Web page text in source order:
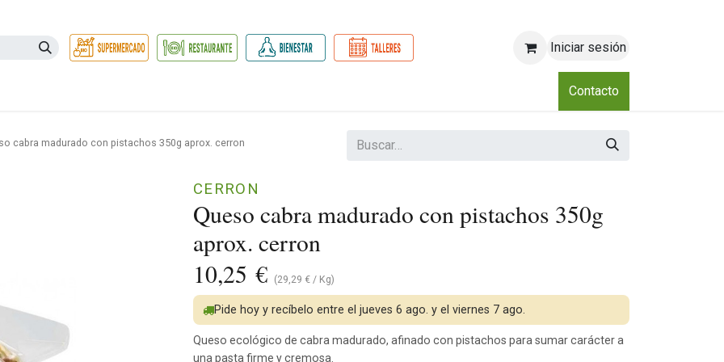
Iniciar sesión
Club
Contacto
cabra madurado con pistachos 350g aprox. cerron
Queso cabra madurado con pistachos 350g
aprox. cerron
CERRON
10,25 € (29,29 € / Kg)
Pide hoy y recíbelo entre el jueves 6 ago. y el viernes 7 ago.
Queso ecológico de cabra madurado, afinado con pistachos para sumar carácter a
una pasta firme y cremosa.